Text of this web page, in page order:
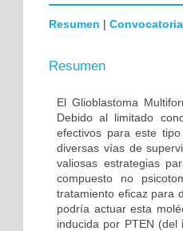
Resumen | Convocatoria
Resumen
El Glioblastoma
Debido al limitado
efectivos para este
diversas vías de
valiosas estrategias
compuesto no
tratamiento eficaz para
podría actuar esta
inducida por PTEN